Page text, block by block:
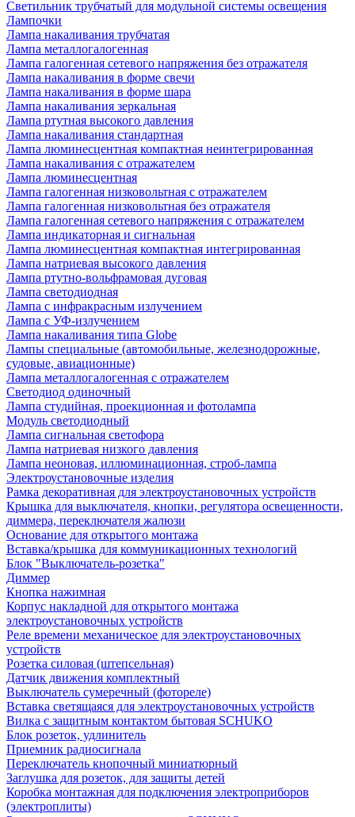
Светильник трубчатый для модульной системы освещения
Лампочки
Лампа накаливания трубчатая
Лампа металлогалогенная
Лампа галогенная сетевого напряжения без отражателя
Лампа накаливания в форме свечи
Лампа накаливания в форме шара
Лампа накаливания зеркальная
Лампа ртутная высокого давления
Лампа накаливания стандартная
Лампа люминесцентная компактная неинтегрированная
Лампа накаливания с отражателем
Лампа люминесцентная
Лампа галогенная низковольтная с отражателем
Лампа галогенная низковольтная без отражателя
Лампа галогенная сетевого напряжения с отражателем
Лампа индикаторная и сигнальная
Лампа люминесцентная компактная интегрированная
Лампа натриевая высокого давления
Лампа ртутно-вольфрамовая дуговая
Лампа светодиодная
Лампа с инфракрасным излучением
Лампа с УФ-излучением
Лампа накаливания типа Globe
Лампы специальные (автомобильные, железнодорожные,
судовые, авиационные)
Лампа металлогалогенная с отражателем
Светодиод одиночный
Лампа студийная, проекционная и фотолампа
Модуль светодиодный
Лампа сигнальная светофора
Лампа натриевая низкого давления
Лампа неоновая, иллюминационная, строб-лампа
Электроустановочные изделия
Рамка декоративная для электроустановочных устройств
Крышка для выключателя, кнопки, регулятора освещенности,
диммера, переключателя жалюзи
Основание для открытого монтажа
Вставка/крышка для коммуникационных технологий
Блок "Выключатель-розетка"
Диммер
Кнопка нажимная
Корпус накладной для открытого монтажа
электроустановочных устройств
Реле времени механическое для электроустановочных
устройств
Розетка силовая (штепсельная)
Датчик движения комплектный
Выключатель сумеречный (фотореле)
Вставка светящаяся для электроустановочных устройств
Вилка с защитным контактом бытовая SCHUKO
Блок розеток, удлинитель
Приемник радиосигнала
Переключатель кнопочный миниатюрный
Заглушка для розеток, для защиты детей
Коробка монтажная для подключения электроприборов
(электроплиты)